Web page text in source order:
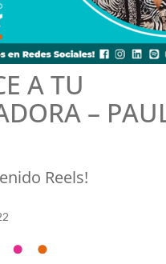
A TU
–
Reels!